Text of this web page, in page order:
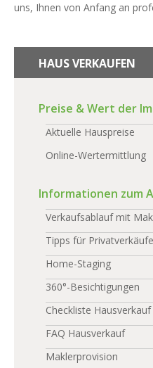
uns, Ihnen von Anfang an
HAUS VERKAUFEN
Preise & Wert der
Aktuelle Hauspreise
Online-Wertermittlung
Informationen zum
Verkaufsablauf mit
Tipps für
Home-Staging
360°-Besichtigungen
Checkliste Hausverkauf
FAQ Hausverkauf
Maklerprovision